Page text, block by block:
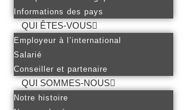
Informations des pays
QUI ÊTES-VOUS
Employeur à l’international
Salarié
Conseiller et partenaire
QUI SOMMES-NOUS
Notre histoire